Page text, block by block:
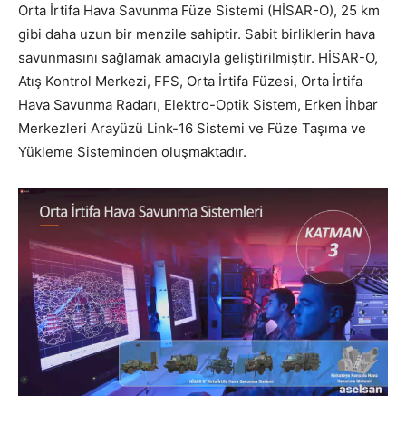
Orta İrtifa Hava Savunma Füze Sistemi (HİSAR-O), 25 km
gibi daha uzun bir menzile sahiptir. Sabit birliklerin hava
savunmasını sağlamak amacıyla geliştirilmiştir. HİSAR-O,
Atış Kontrol Merkezi, FFS, Orta İrtifa Füzesi, Orta İrtifa
Hava Savunma Radarı, Elektro-Optik Sistem, Erken İhbar
Merkezleri Arayüzü Link-16 Sistemi ve Füze Taşıma ve
Yükleme Sisteminden oluşmaktadır.